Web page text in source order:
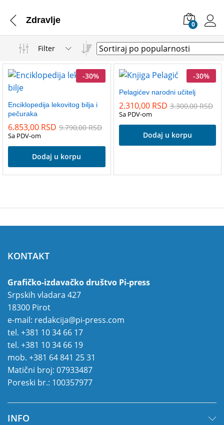
Zdravlje 0
Filter
-30%
Enciklopedija lekovitog bilja i
pečuraka
6.853,00 RSD 9.790,00RSD
Sa PDV-om
Dodaj u korpu
-30%
Pelagićev narodni učitelj
2.310,00 RSD 3.300,00RSD
Sa PDV-om
Dodaj u korpu
KONTAKT
Grafičko-izdavačko društvo Pi-press
Srpskih vladara 427
18300 Pirot
e-mail: redakcija@pi-press.com
tel. +381 10 34 66 17
tel. +381 10 34 66 19
mob. +381 64 841 25 31
Matični broj: 07933487
Poreski br.: 100357977
INFO